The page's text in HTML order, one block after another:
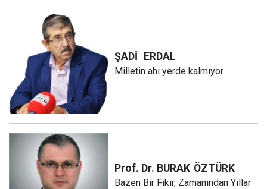
ŞADİ ERDAL
Milletin ahı yerde kalmıyor
Prof. Dr. BURAK ÖZTÜRK
Bazen Bir Fikir, Zamanından Yıllar